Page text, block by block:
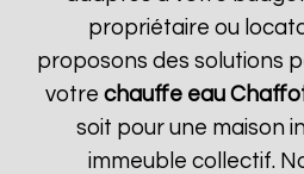
propriétaire ou
proposons des solutions
votre chauffe eau
soit pour une maison
immeuble collectif.